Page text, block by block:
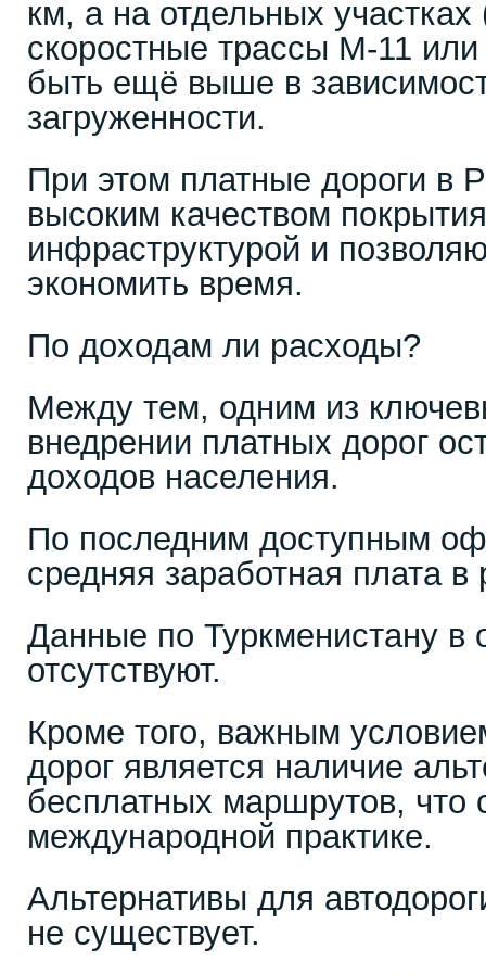
км, а на отдельных
скоростные трассы М-11
быть ещё выше в
загруженности.
При этом платные дороги в
высоким качеством
инфраструктурой и
экономить время.
По доходам ли расходы?
Между тем, одним из
внедрении платных дорог
доходов населения.
По последним доступным
средняя заработная плата в
Данные по Туркменистану в
отсутствуют.
Кроме того, важным
дорог является наличие
бесплатных маршрутов, что
международной практике.
Альтернативы для
не существует.